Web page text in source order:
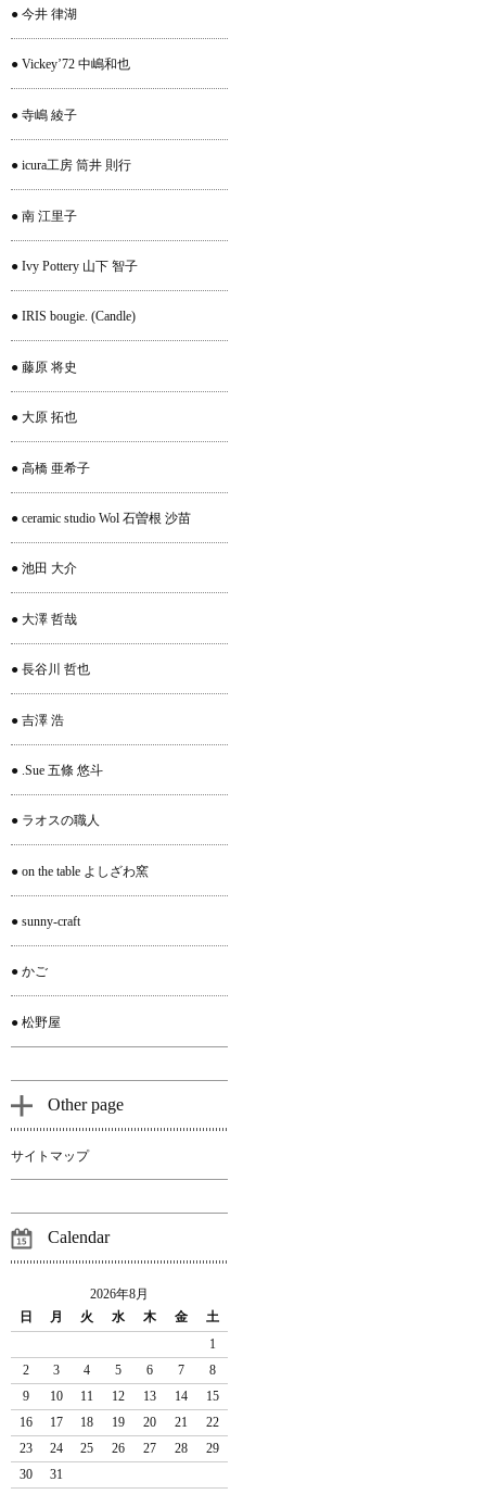
● 今井 律湖
● Vickey’72 中嶋和也
● 寺嶋 綾子
● icura工房 筒井 則行
● 南 江里子
● Ivy Pottery 山下 智子
● IRIS bougie. (Candle)
● 藤原 将史
● 大原 拓也
● 高橋 亜希子
● ceramic studio Wol 石曽根 沙苗
● 池田 大介
● 大澤 哲哉
● 長谷川 哲也
● 吉澤 浩
● .Sue 五條 悠斗
● ラオスの職人
● on the table よしざわ窯
● sunny-craft
● かご
● 松野屋
Other page
サイトマップ
Calendar
2026年8月
日
月 火 水 木 金
土
1
2
3 4 5 6 7
8
9
10 11 12 13 14
15
16
17 18 19 20 21
22
23
24 25 26 27 28
29
30
31